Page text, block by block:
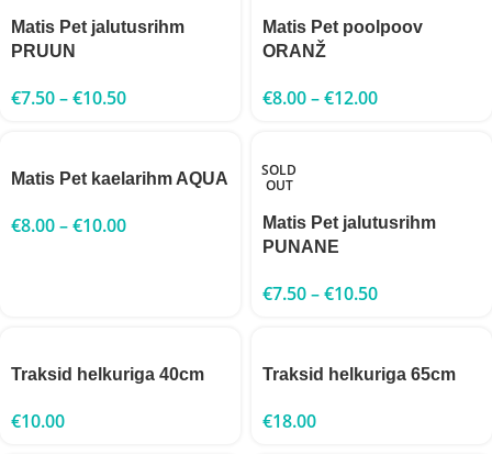
Matis Pet jalutusrihm
PRUUN
€7.50–€10.50
Matis Pet poolpoov
ORANŽ
€8.00–€12.00
Matis Pet kaelarihm AQUA
€8.00–€10.00
SOLD
OUT
Matis Pet jalutusrihm
PUNANE
€7.50–€10.50
Traksid helkuriga 40cm
€10.00
Traksid helkuriga 65cm
€18.00